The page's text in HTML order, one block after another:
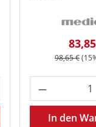
den
Regulärer
98,65 €
Produkt
In den